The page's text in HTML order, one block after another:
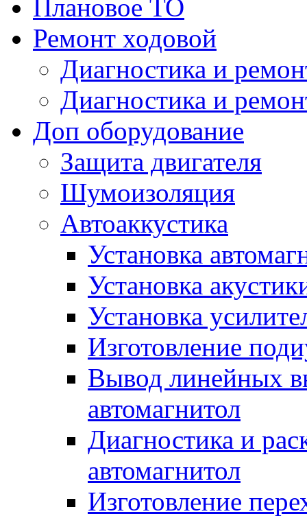
Плановое ТО
Ремонт ходовой
Диагностика и
Диагностика и
Доп оборудование
Защита двигателя
Шумоизоляция
Автоаккустика
Установка
Установка
Установка
Изготовление
Вывод линейных
автомагнитол
Диагностика и
автомагнитол
Изготовление